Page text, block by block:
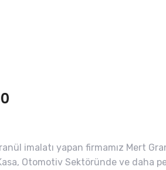
imalatı yapan firmamız Mert
Otomotiv Sektöründe ve daha